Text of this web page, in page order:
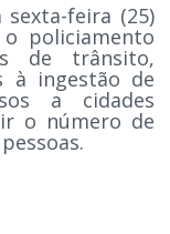
sexta-feira (25)
policiamento
de trânsito,
à ingestão de
a cidades
o número de